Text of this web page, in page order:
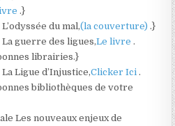
.}
du mal,(la couverture).}
La guerre des ligues,Le livre.
librairies.}
Ligue d’Injustice,Clicker Ici.
bibliothèques de votre
Les nouveaux enjeux de